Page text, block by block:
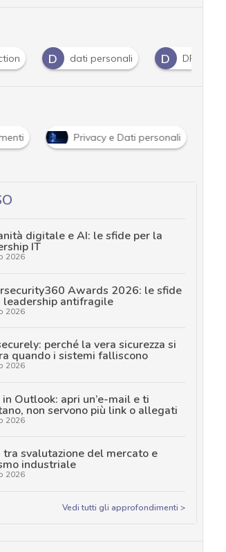
D dati personali D DPIA
Privacy e Dati personali
digitale e AI: le sfide per la
IT
2026
Awards 2026: le sfide
antifragile
2026
perché la vera sicurezza si
quando i sistemi falliscono
2026
Outlook: apri un’e-mail e ti
non servono più link o allegati
2026
tra svalutazione del mercato e
industriale
2026
Vedi tutti gli approfondimenti >